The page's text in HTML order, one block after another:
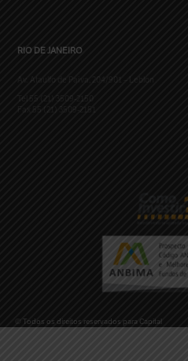
RIO DE JANEIRO
Av. Ataulfo de Paiva, 204/901 – Leblon
Tel 55 (21) 3509-2150
Fax 55 (21) 3509-2151
© Todos os direitos reservados para Capital